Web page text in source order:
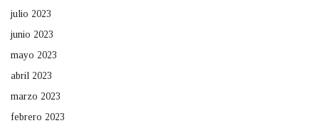
julio 2023
junio 2023
mayo 2023
abril 2023
marzo 2023
febrero 2023